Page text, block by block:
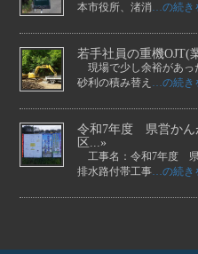
本市役所、渚消…の続き
若手社員の重機OJT(
現場で少し余裕があっ
砂利の積み替え …の続き
令和7年度 県営か
区...»
工事名：令和7年度
排水路付帯工事…の続き